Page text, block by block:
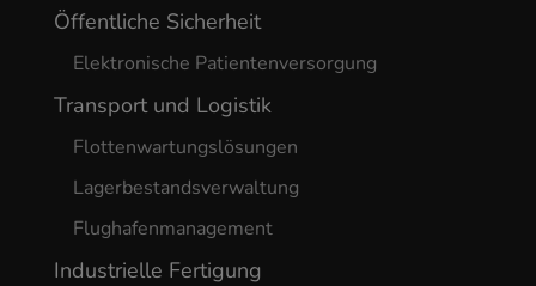
Öffentliche Sicherheit
Elektronische Patientenversorgung
Transport und Logistik
Flottenwartungslösungen
Lagerbestandsverwaltung
Flughafenmanagement
Industrielle Fertigung